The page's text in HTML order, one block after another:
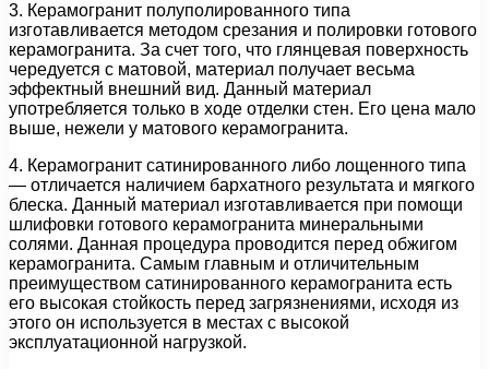
3. Керамогранит полуполированного типа
изготавливается методом срезания и полировки готового
керамогранита. За счет того, что глянцевая поверхность
чередуется с матовой, материал получает весьма
эффектный внешний вид. Данный материал
употребляется только в ходе отделки стен. Его цена мало
выше, нежели у матового керамогранита.
4. Керамогранит сатинированного либо лощенного типа
— отличается наличием бархатного результата и мягкого
блеска. Данный материал изготавливается при помощи
шлифовки готового керамогранита минеральными
солями. Данная процедура проводится перед обжигом
керамогранита. Самым главным и отличительным
преимуществом сатинированного керамогранита есть
его высокая стойкость перед загрязнениями, исходя из
этого он используется в местах с высокой
эксплуатационной нагрузкой.